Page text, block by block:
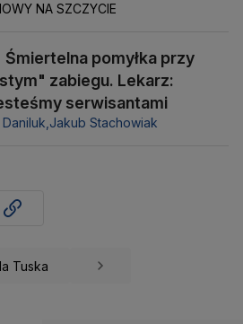
NA SZCZYCIE
Śmiertelna pomyłka przy
zabiegu. Lekarz:
serwisantami
Jakub Stachowiak
Tuska